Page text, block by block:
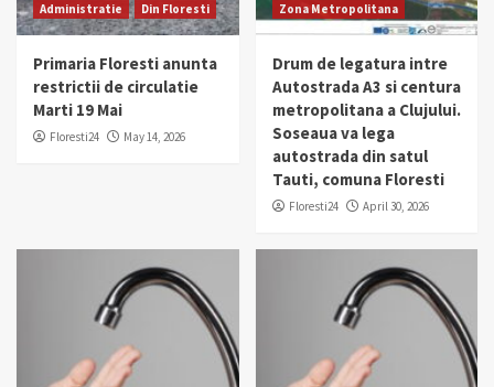
Administratie Din Floresti
Primaria Floresti anunta
restrictii de circulatie
Marti 19 Mai
Floresti24 May 14, 2026
Zona Metropolitana
Drum de legatura intre
Autostrada A3 si centura
metropolitana a Clujului.
Soseaua va lega
autostrada din satul
Tauti, comuna Floresti
Floresti24 April 30, 2026